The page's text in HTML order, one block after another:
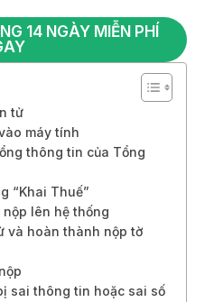
14 NGÀY MIỄN PHÍ
tử
máy tính
thông tin của Tổng
“Khai Thuế”
lên hệ thống
và hoàn thành nộp tờ
sai thông tin hoặc sai số